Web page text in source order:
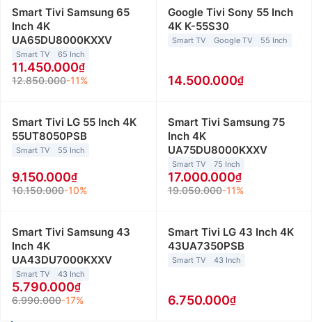
Smart Tivi Samsung 65
Inch 4K
UA65DU8000KXXV
Smart TV 65 Inch
11.450.000
12.850.000-11%
Google Tivi Sony 55 Inch
4K K-55S30
Smart TV Google TV 55 Inch
14.500.000
Smart Tivi LG 55 Inch 4K
55UT8050PSB
Smart TV 55 Inch
9.150.000
10.150.000-10%
Smart Tivi Samsung 75
Inch 4K
UA75DU8000KXXV
Smart TV 75 Inch
17.000.000
19.050.000-11%
Smart Tivi Samsung 43
Inch 4K
UA43DU7000KXXV
Smart TV 43 Inch
5.790.000
6.990.000-17%
Smart Tivi LG 43 Inch 4K
43UA7350PSB
Smart TV 43 Inch
6.750.000